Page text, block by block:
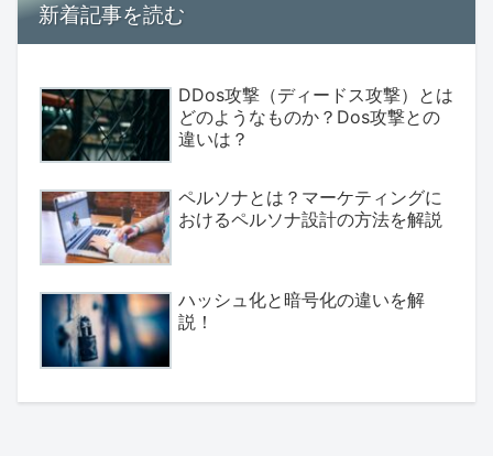
新着記事を読む
DDos攻撃（ディードス攻撃）とは
どのようなものか？Dos攻撃との
違いは？
ペルソナとは？マーケティングに
おけるペルソナ設計の方法を解説
ハッシュ化と暗号化の違いを解
説！